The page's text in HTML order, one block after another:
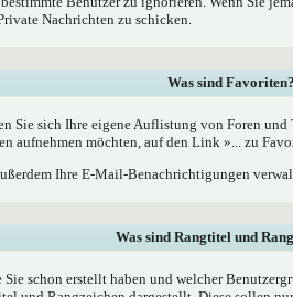
Nachrichten zu schicken.
Was sind Favoriten?
Sie sich Ihre eigene Auflistung von Foren
aufnehmen möchten, auf den Link »... zu
Ihre E-Mail-Benachrichtigungen
Was sind Rangtitel und
schon erstellt haben und welcher